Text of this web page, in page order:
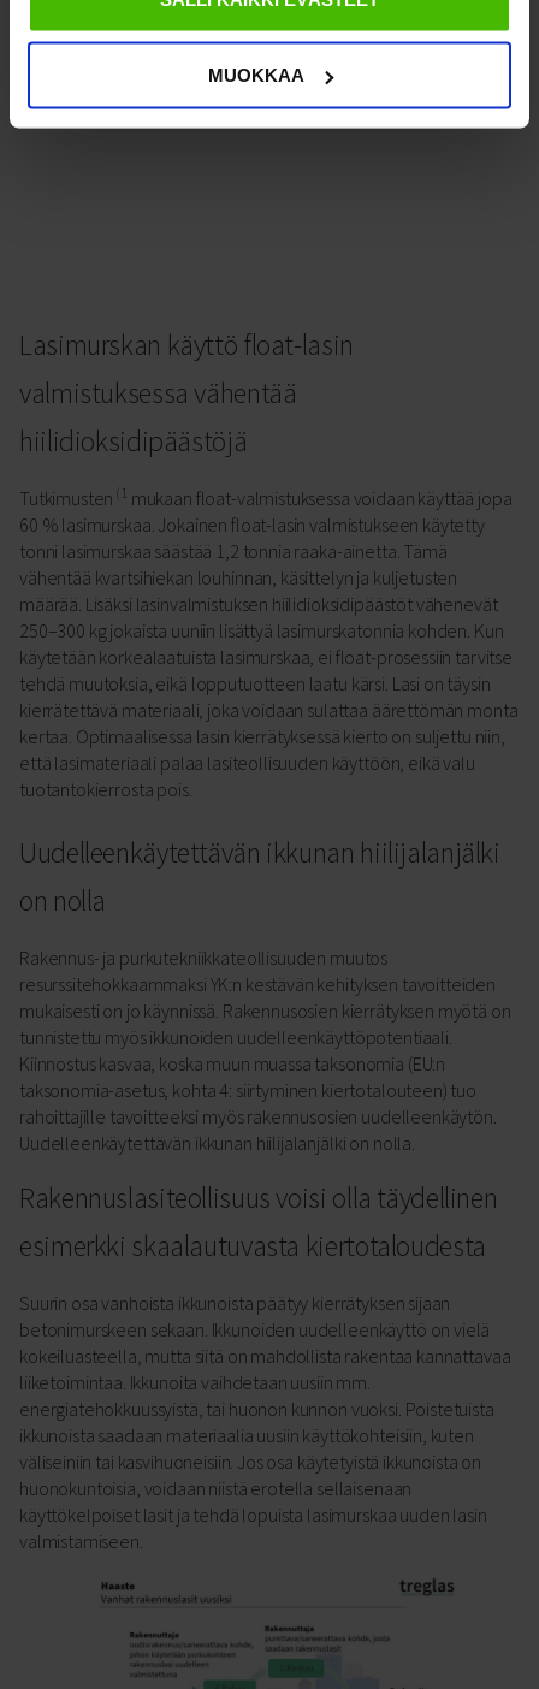
MUOKKAA
Lasimurskan käyttö float-lasin
valmistuksessa vähentää
hiilidioksidipäästöjä
Tutkimusten (1 mukaan float-valmistuksessa voidaan käyttää jopa
60 % lasimurskaa. Jokainen float-lasin valmistukseen käytetty
tonni lasimurskaa säästää 1,2 tonnia raaka-ainetta. Tämä
vähentää kvartsihiekan louhinnan, käsittelyn ja kuljetusten
määrää. Lisäksi lasinvalmistuksen hiilidioksidipäästöt vähenevät
250–300 kg jokaista uuniin lisättyä lasimurskatonnia kohden. Kun
käytetään korkealaatuista lasimurskaa, ei float-prosessiin tarvitse
tehdä muutoksia, eikä lopputuotteen laatu kärsi. Lasi on täysin
kierrätettävä materiaali, joka voidaan sulattaa äärettömän monta
kertaa. Optimaalisessa lasin kierrätyksessä kierto on suljettu niin,
että lasimateriaali palaa lasiteollisuuden käyttöön, eikä valu
tuotantokierrosta pois.
Uudelleenkäytettävän ikkunan hiilijalanjälki
on nolla
Rakennus- ja purkutekniikkateollisuuden muutos
resurssitehokkaammaksi YK:n kestävän kehityksen tavoitteiden
mukaisesti on jo käynnissä. Rakennusosien kierrätyksen myötä on
tunnistettu myös ikkunoiden uudelleenkäyttöpotentiaali.
Kiinnostus kasvaa, koska muun muassa taksonomia (EU:n
taksonomia-asetus, kohta 4: siirtyminen kiertotalouteen) tuo
rahoittajille tavoitteeksi myös rakennusosien uudelleenkäytön.
Uudelleenkäytettävän ikkunan hiilijalanjälki on nolla.
Rakennuslasiteollisuus voisi olla täydellinen
esimerkki skaalautuvasta kiertotaloudesta
Suurin osa vanhoista ikkunoista päätyy kierrätyksen sijaan
betonimurskeen sekaan. Ikkunoiden uudelleenkäyttö on vielä
kokeiluasteella, mutta siitä on mahdollista rakentaa kannattavaa
liiketoimintaa. Ikkunoita vaihdetaan uusiin mm.
energiatehokkuussyistä, tai huonon kunnon vuoksi. Poistetuista
ikkunoista saadaan materiaalia uusiin käyttökohteisiin, kuten
väliseiniin tai kasvihuoneisiin. Jos osa käytetyistä ikkunoista on
huonokuntoisia, voidaan niistä erotella sellaisenaan
käyttökelpoiset lasit ja tehdä lopuista lasimurskaa uuden lasin
valmistamiseen.